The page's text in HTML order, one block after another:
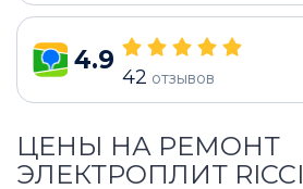
4.9
42 отзывов
ЦЕНЫ НА РЕМОНТ
ЭЛЕКТРОПЛИТ RICCI